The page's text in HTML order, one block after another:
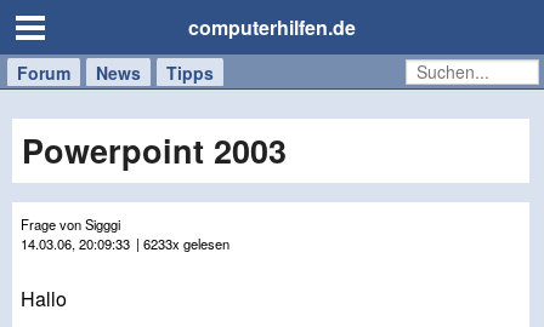
computerhilfen.de
Forum News Tipps
Handy
Tablet
Windows
Mac
Powerpoint 2003
Frage von Sigggi
14.03.06, 20:09:33 | 6233x gelesen
Hallo